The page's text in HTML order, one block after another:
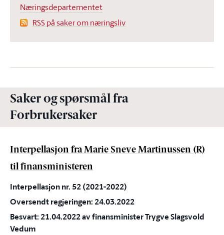
Næringsdepartementet
RSS på saker om næringsliv
Saker og spørsmål fra
Forbrukersaker
Interpellasjon fra Marie Sneve Martinussen (R)
til finansministeren
Interpellasjon nr. 52 (2021-2022)
Oversendt regjeringen: 24.03.2022
Besvart: 21.04.2022 av finansminister Trygve Slagsvold
Vedum